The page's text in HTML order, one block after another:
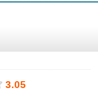
3.05